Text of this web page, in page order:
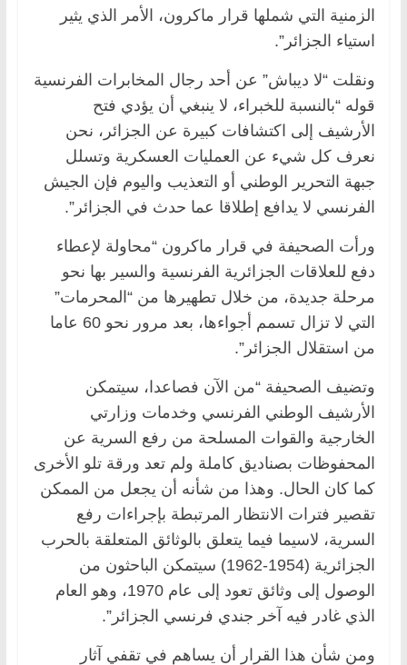
الزمنية التي شملها قرار ماكرون، الأمر الذي يثير
استياء الجزائر”.
ونقلت “لا ديباش” عن أحد رجال المخابرات الفرنسية
قوله “بالنسبة للخبراء، لا ينبغي أن يؤدي فتح
الأرشيف إلى اكتشافات كبيرة عن الجزائر، نحن
نعرف كل شيء عن العمليات العسكرية وتسلل
جبهة التحرير الوطني أو التعذيب واليوم فإن الجيش
الفرنسي لا يدافع إطلاقا عما حدث في الجزائر”.
ورأت الصحيفة في قرار ماكرون “محاولة لإعطاء
دفع للعلاقات الجزائرية الفرنسية والسير بها نحو
مرحلة جديدة، من خلال تطهيرها من “المحرمات”
التي لا تزال تسمم أجواءها، بعد مرور نحو 60 عاما
من استقلال الجزائر”.
وتضيف الصحيفة “من الآن فصاعدا، سيتمكن
الأرشيف الوطني الفرنسي وخدمات وزارتي
الخارجية والقوات المسلحة من رفع السرية عن
المحفوظات بصناديق كاملة ولم تعد ورقة تلو الأخرى
كما كان الحال. وهذا من شأنه أن يجعل من الممكن
تقصير فترات الانتظار المرتبطة بإجراءات رفع
السرية، لاسيما فيما يتعلق بالوثائق المتعلقة بالحرب
الجزائرية (1954-1962) سيتمكن الباحثون من
الوصول إلى وثائق تعود إلى عام 1970، وهو العام
الذي غادر فيه آخر جندي فرنسي الجزائر”.
ومن شأن هذا القرار أن يساهم في تقفي آثار